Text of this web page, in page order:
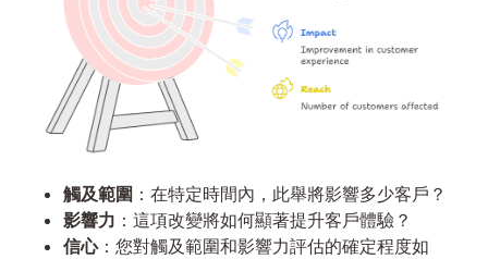
觸及範圍 ：在特定時間內，此舉將影響多少客戶？
影響力 ：這項改變將如何顯著提升客戶體驗？
信心：您對觸及範圍和影響力評估的確定程度如